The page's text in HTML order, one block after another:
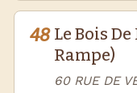
48 Le Bois
Rampe)
60 RUE DE